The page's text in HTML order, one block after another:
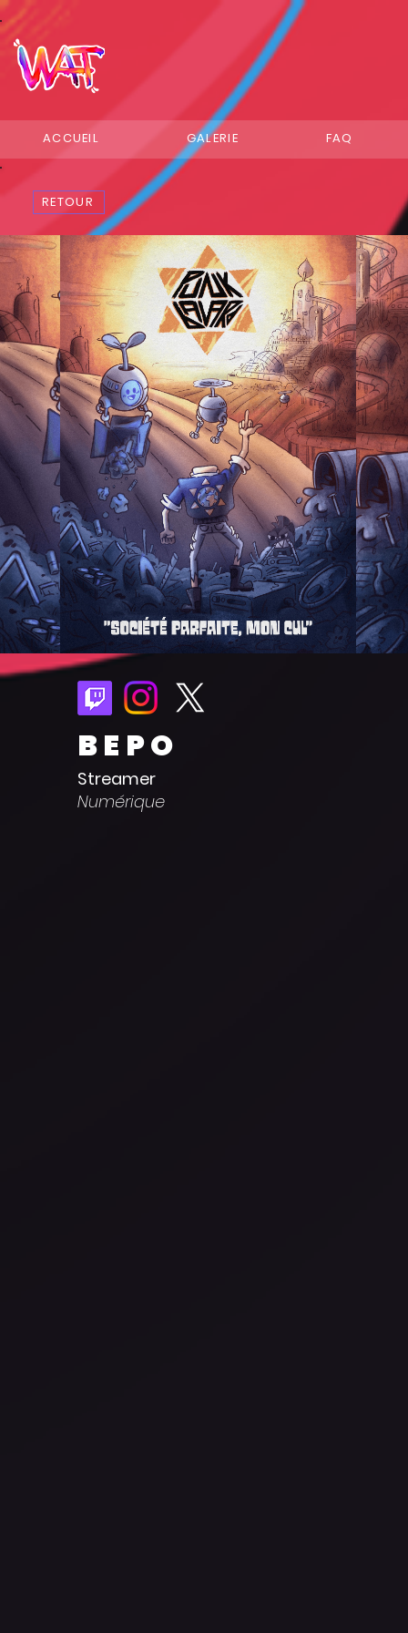
ACCUEIL GALERIE FAQ
RETOUR
BEPO
Streamer
Numérique